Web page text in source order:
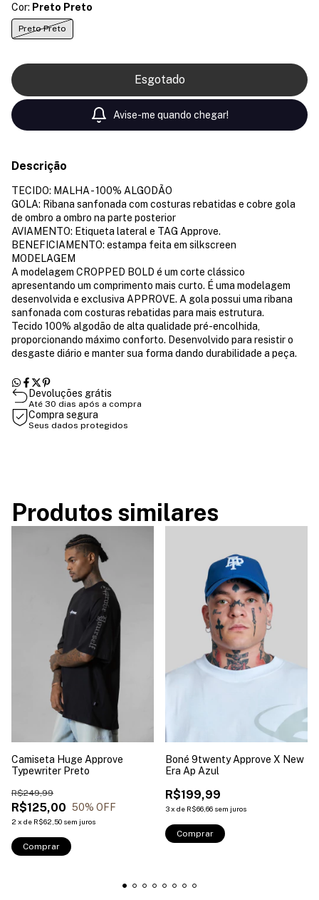
Cor: Preto Preto
Preto Preto
Avise-me quando chegar!
Descrição
TECIDO: MALHA - 100% ALGODÃO
GOLA: Ribana sanfonada com costuras rebatidas e cobre gola
de ombro a ombro na parte posterior
AVIAMENTO: Etiqueta lateral e TAG Approve.
BENEFICIAMENTO: estampa feita em silkscreen
MODELAGEM
A modelagem CROPPED BOLD é um corte clássico
apresentando um comprimento mais curto. É uma modelagem
desenvolvida e exclusiva APPROVE. A gola possui uma ribana
sanfonada com costuras rebatidas para mais estrutura.
Tecido 100% algodão de alta qualidade pré-encolhida,
proporcionando máximo conforto. Desenvolvido para resistir o
desgaste diário e manter sua forma dando durabilidade a peça.
Devoluções grátis
Até 30 dias após a compra
Compra segura
Seus dados protegidos
Produtos similares
Camiseta Huge Approve
Typewriter Preto
R$125,00
R$249,99
50% OFF
2 x de R$62,50 sem juros
Comprar
Boné 9twenty Approve X New
Era Ap Azul
R$199,99
3x de R$66,66 sem juros
Comprar